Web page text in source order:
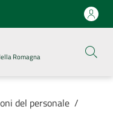
Romagna
del personale /